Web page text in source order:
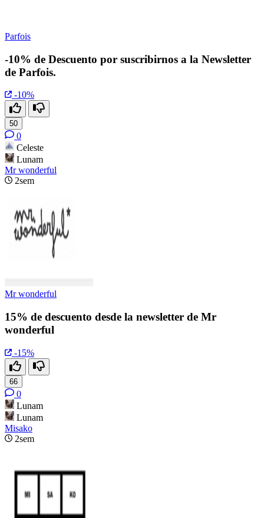
Parfois
-10% de Descuento por suscribirnos a la Newsletter
de Parfois.
-10%
50
0
Celeste
Lunam
Mr wonderful
2sem
Mr wonderful
15% de descuento desde la newsletter de Mr
wonderful
-15%
66
0
Lunam
Lunam
Misako
2sem